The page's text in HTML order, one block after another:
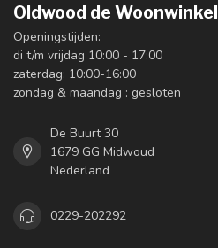
Oldwood de Woonwinkel
Openingstijden:
di t/m vrijdag 10:00 - 17:00
zaterdag: 10:00-16:00
zondag & maandag : gesloten
De Buurt 30
1679 GG Midwoud
Nederland
0229-202292